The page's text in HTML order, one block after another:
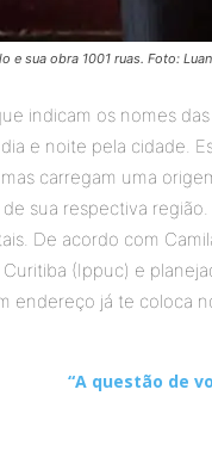
e sua obra 1001 ruas. Foto:
indicam os nomes
e noite pela cidade.
carregam uma
sua respectiva
De acordo com
(Ippuc) e
endereço já te coloca
“A questão de